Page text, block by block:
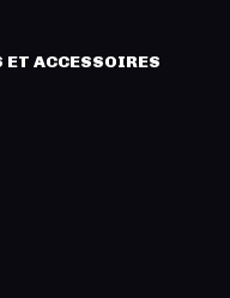
ET ACCESSOIRES